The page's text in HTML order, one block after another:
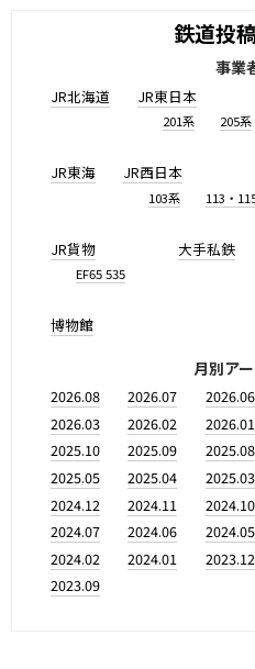
鉄道投
事業
JR北海道 JR東日本
201系 205系
JR東海 JR西日本
103系 113・
JR貨物
EF65 535
大手私鉄
博物館
月別ア
2026.08 2026.07 2026.06
2026.03
2026.02 2026.01
2025.10
2025.09 2025.08
2025.05
2025.04 2025.03
2024.12
2024.11 2024.10
2024.07
2024.06 2024.05
2024.02
2024.01 2023.12
2023.09